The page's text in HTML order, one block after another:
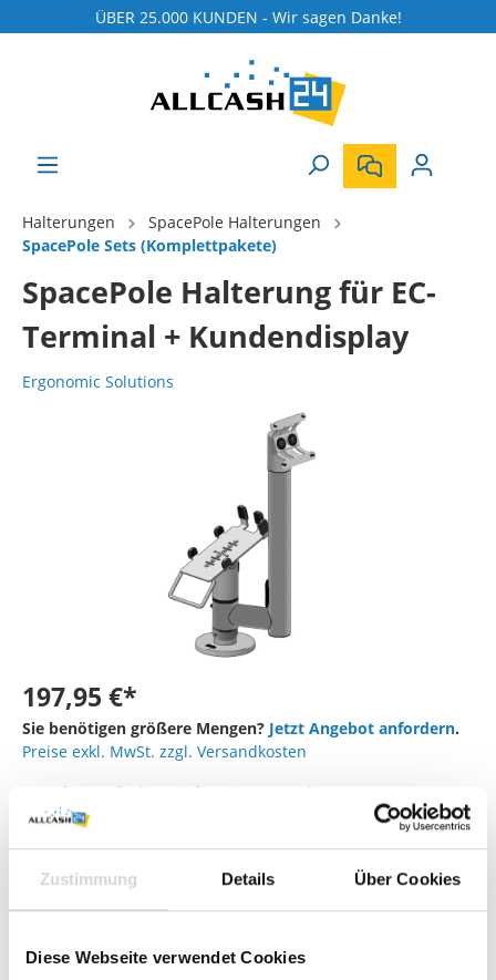
Zustimmung Details Über Cookies
Diese Webseite verwendet Cookies
ÜBER 25.000 KUNDEN - Wir sagen Danke!
Halterungen
SpacePole Halterungen
SpacePole Sets (Komplettpakete)
SpacePole Halterung für EC-
Terminal + Kundendisplay
Ergonomic Solutions
197,95 €*
Sie benötigen größere Mengen? Jetzt Angebot anfordern.
Preise exkl. MwSt. zzgl. Versandkosten
Sofort verfügbar, Lieferzeit: 1-3 Werktage
Befestigungsart Kassen- bzw. Kundendisplay
VESA 75/100 Standard